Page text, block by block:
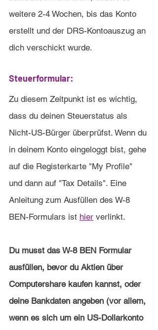
weitere 2-4 Wochen, bis das Konto
erstellt und der DRS-Kontoauszug an
dich verschickt wurde.
Steuerformular:
Zu diesem Zeitpunkt ist es wichtig,
dass du deinen Steuerstatus als
Nicht-US-Bürger überprüfst. Wenn du
in deinem Konto eingeloggt bist, gehe
auf die Registerkarte "My Profile"
und dann auf "Tax Details". Eine
Anleitung zum Ausfüllen des W-8
BEN-Formulars ist hier verlinkt.
Du musst das W-8 BEN Formular
ausfüllen, bevor du Aktien über
Computershare kaufen kannst, oder
deine Bankdaten angeben (vor allem,
wenn es sich um ein US-Dollarkonto